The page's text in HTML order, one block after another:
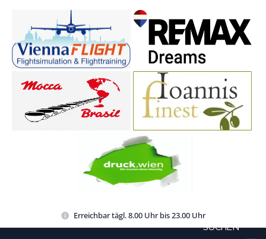
Erreichbar tägl. 8.00 Uhr bis 23.00 Uhr
SUCHEN